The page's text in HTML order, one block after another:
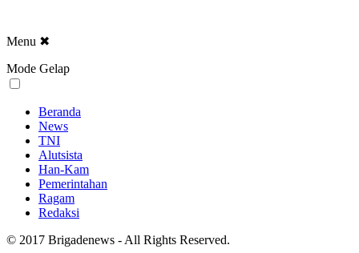
Menu ✖
Mode Gelap
Beranda
News
TNI
Alutsista
Han-Kam
Pemerintahan
Ragam
Redaksi
© 2017 Brigadenews - All Rights Reserved.